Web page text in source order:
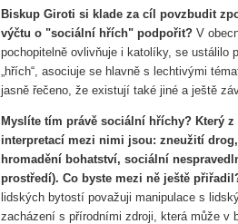
Biskup Giroti si klade za cíl povzbudit
výčtu o "sociální hřích" podpořit? V
pochopitelně ovlivňuje i katolíky, se ustálilo
„hřích“, asociuje se hlavně s lechtivými
jasně řečeno, že existují také jiné a ještě
Myslíte tím právě sociální hříchy? Který
interpretací mezi nimi jsou: zneužití
hromadění bohatství, sociální
prostředí). Co byste mezi ně ještě
lidských bytostí považuji manipulace s
zacházení s přírodními zdroji, která může v